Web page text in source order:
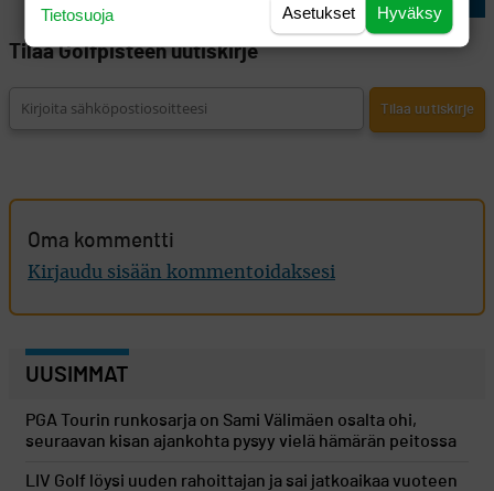
Tilaa Golfpisteen uutiskirje
Oma kommentti
Kirjaudu sisään kommentoidaksesi
UUSIMMAT
PGA Tourin runkosarja on Sami Välimäen osalta ohi,
seuraavan kisan ajankohta pysyy vielä hämärän peitossa
LIV Golf löysi uuden rahoittajan ja sai jatkoaikaa vuoteen
Hyväksy
Asetukset
Tietosuoja